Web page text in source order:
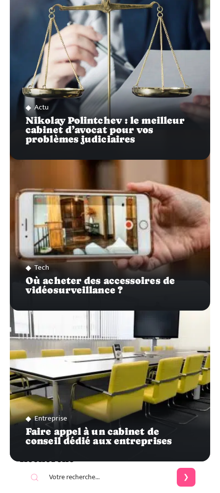
Actu
Nikolay Polintchev : le meilleur
cabinet d’avocat pour vos
problèmes judiciaires
Tech
Où acheter des accessoires de
vidéosurveillance ?
Entreprise
Faire appel à un cabinet de
conseil dédié aux entreprises
Recherche